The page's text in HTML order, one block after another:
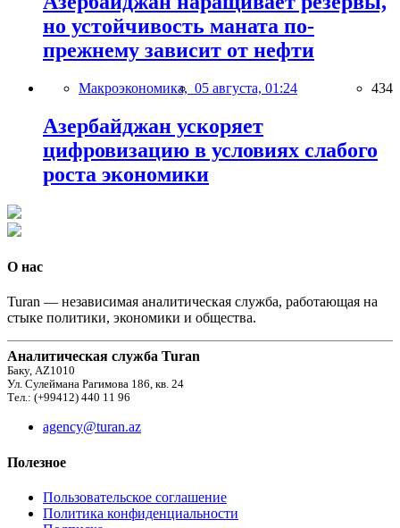
но устойчивость маната по-
прежнему зависит от нефти
Макроэкономика, 05 августа, 01:24 434
Азербайджан ускоряет
цифровизацию в условиях слабого
роста экономики
О нас
Turan — независимая аналитическая служба, работающая на
стыке политики, экономики и общества.
Аналитическая служба Turan
Баку, AZ1010
Ул. Сулеймана Рагимова 186, кв. 24
Тел.: (+99412) 440 11 96
agency@turan.az
Полезное
Пользовательское соглашение
Политика конфиденциальности